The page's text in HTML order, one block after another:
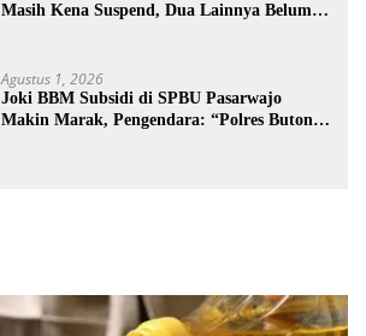
Masih Kena Suspend, Dua Lainnya Belum
Agustus 1, 2026
Joki BBM Subsidi di SPBU Pasarwajo
Makin Marak, Pengendara: “Polres Buton